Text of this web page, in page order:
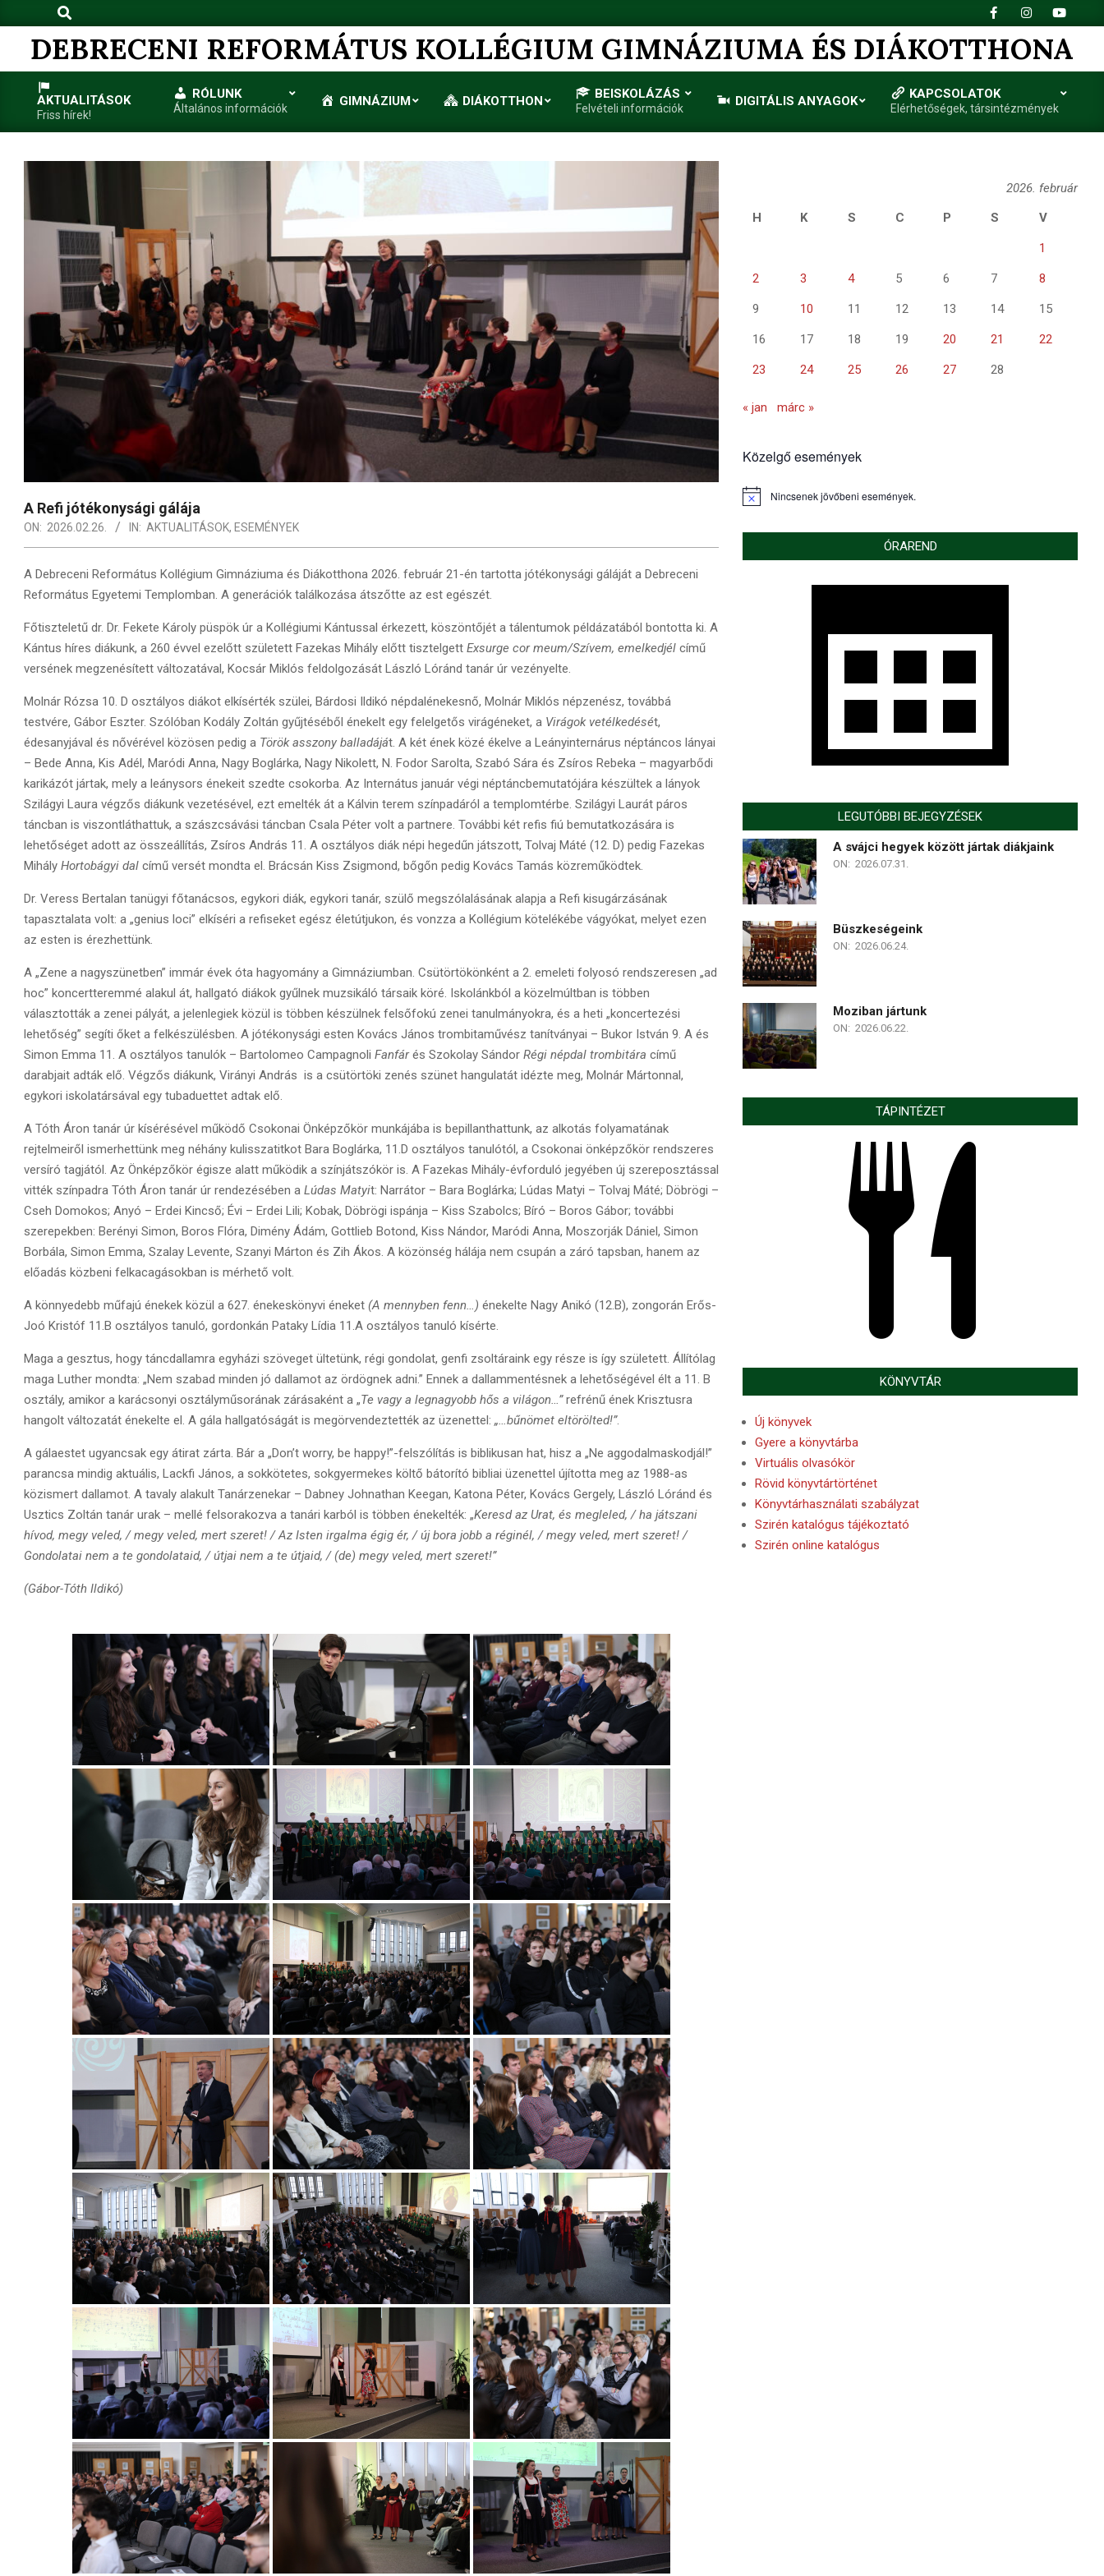
to
Search
DEBRECENI REFORMÁTUS KOLLÉGIUM GIMNÁZIUMA ÉS DIÁKOTTHONA
Primary
Navigation
AKTUALITÁSOK
Friss hírek!
RÓLUNK
Általános információk GIMNÁZIUM DIÁKOTTHON BEISKOLÁZÁS
Felvételi információk DIGITÁLIS ANYAGOK KAPCSOLATOK
Elérhetőségek, társintézmények
A Refi jótékonysági gálája
ON: 2026.02.26. IN: AKTUALITÁSOK, ESEMÉNYEK
A Debreceni Református Kollégium Gimnáziuma és Diákotthona 2026. február 21-én tartotta jótékonysági gáláját a Debreceni
Református Egyetemi Templomban. A generációk találkozása átszőtte az est egészét.
Főtiszteletű dr. Dr. Fekete Károly püspök úr a Kollégiumi Kántussal érkezett, köszöntőjét a tálentumok példázatából bontotta ki. A
Kántus híres diákunk, a 260 évvel ezelőtt született Fazekas Mihály előtt tisztelgett Exsurge cor meum/Szívem, emelkedjél című
versének megzenésített változatával, Kocsár Miklós feldolgozását László Lóránd tanár úr vezényelte.
Molnár Rózsa 10. D osztályos diákot elkísérték szülei, Bárdosi Ildikó népdalénekesnő, Molnár Miklós népzenész, továbbá
testvére, Gábor Eszter. Szólóban Kodály Zoltán gyűjtéséből énekelt egy felelgetős virágéneket, a Virágok vetélkedését,
édesanyjával és nővérével közösen pedig a Török asszony balladáját. A két ének közé ékelve a Leányinternárus néptáncos lányai
– Bede Anna, Kis Adél, Maródi Anna, Nagy Boglárka, Nagy Nikolett, N. Fodor Sarolta, Szabó Sára és Zsíros Rebeka – magyarbődi
karikázót jártak, mely a leánysors énekeit szedte csokorba. Az Internátus január végi néptáncbemutatójára készültek a lányok
Szilágyi Laura végzős diákunk vezetésével, ezt emelték át a Kálvin terem színpadáról a templomtérbe. Szilágyi Laurát páros
táncban is viszontláthattuk, a szászcsávási táncban Csala Péter volt a partnere. További két refis fiú bemutatkozására is
lehetőséget adott az összeállítás, Zsíros András 11. A osztályos diák népi hegedűn játszott, Tolvaj Máté (12. D) pedig Fazekas
Mihály Hortobágyi dal című versét mondta el. Brácsán Kiss Zsigmond, bőgőn pedig Kovács Tamás közreműködtek.
Dr. Veress Bertalan tanügyi főtanácsos, egykori diák, egykori tanár, szülő megszólalásának alapja a Refi kisugárzásának
tapasztalata volt: a „genius loci” elkíséri a refiseket egész életútjukon, és vonzza a Kollégium kötelékébe vágyókat, melyet ezen
az esten is érezhettünk.
A „Zene a nagyszünetben” immár évek óta hagyomány a Gimnáziumban. Csütörtökönként a 2. emeleti folyosó rendszeresen „ad
hoc” koncertteremmé alakul át, hallgató diákok gyűlnek muzsikáló társaik köré. Iskolánkból a közelmúltban is többen
választották a zenei pályát, a jelenlegiek közül is többen készülnek felsőfokú zenei tanulmányokra, és a heti „koncertezési
lehetőség” segíti őket a felkészülésben. A jótékonysági esten Kovács János trombitaművész tanítványai – Bukor István 9. A és
Simon Emma 11. A osztályos tanulók – Bartolomeo Campagnoli Fanfárés Szokolay Sándor Régi népdal trombitára című
darabjait adták elő. Végzős diákunk, Virányi András is a csütörtöki zenés szünet hangulatát idézte meg, Molnár Mártonnal,
egykori iskolatársával egy tubaduettet adtak elő.
A Tóth Áron tanár úr kísérésével működő Csokonai Önképzőkör munkájába is bepillanthattunk, az alkotás folyamatának
rejtelmeiről ismerhettünk meg néhány kulisszatitkot Bara Boglárka, 11.D osztályos tanulótól, a Csokonai önképzőkör rendszeres
versíró tagjától. Az Önképzőkör égisze alatt működik a színjátszókör is. A Fazekas Mihály-évforduló jegyében új szereposztással
vitték színpadra Tóth Áron tanár úr rendezésében a Lúdas Matyit: Narrátor – Bara Boglárka; Lúdas Matyi – Tolvaj Máté; Döbrögi –
Cseh Domokos; Anyó – Erdei Kincső; Évi – Erdei Lili; Kobak, Döbrögi ispánja – Kiss Szabolcs; Bíró – Boros Gábor; további
szerepekben: Berényi Simon, Boros Flóra, Dimény Ádám, Gottlieb Botond, Kiss Nándor, Maródi Anna, Moszorják Dániel, Simon
Borbála, Simon Emma, Szalay Levente, Szanyi Márton és Zih Ákos. A közönség hálája nem csupán a záró tapsban, hanem az
előadás közbeni felkacagásokban is mérhető volt.
A könnyedebb műfajú énekek közül a 627. énekeskönyvi éneket (A mennyben fenn…) énekelte Nagy Anikó (12.B), zongorán Erős-
Joó Kristóf 11.B osztályos tanuló, gordonkán Pataky Lídia 11.A osztályos tanuló kísérte.
Maga a gesztus, hogy táncdallamra egyházi szöveget ültetünk, régi gondolat, genfi zsoltáraink egy része is így született. Állítólag
maga Luther mondta: „Nem szabad minden jó dallamot az ördögnek adni.” Ennek a dallammentésnek a lehetőségével élt a 11. B
osztály, amikor a karácsonyi osztályműsorának zárásaként a „Te vagy a legnagyobb hős a világon…”refrénű ének Krisztusra
hangolt változatát énekelte el. A gála hallgatóságát is megörvendeztették az üzenettel: „…bűnömet eltörölted!”.
A gálaestet ugyancsak egy átirat zárta. Bár a „Don’t worry, be happy!”-felszólítás is biblikusan hat, hisz a „Ne aggodalmaskodjál!”
parancsa mindig aktuális, Lackfi János, a sokkötetes, sokgyermekes költő bátorító bibliai üzenettel újította meg az 1988-as
közismert dallamot. A tavaly alakult Tanárzenekar – Dabney Johnathan Keegan, Katona Péter, Kovács Gergely, László Lóránd és
Usztics Zoltán tanár urak – mellé felsorakozva a tanári karból is többen énekelték: „Keresd az Urat, és megleled, / ha játszani
hívod, megy veled, / megy veled, mert szeret! / Az Isten irgalma égig ér, / új bora jobb a réginél, / megy veled, mert szeret! /
Gondolatai nem a te gondolataid, / útjai nem a te útjaid, / (de) megy veled, mert szeret!”
(Gábor-Tóth Ildikó)
2026. február
H
K S C P S V
1
2 3 4 5 6 7 8
9 10 11 12 13 14 15
16 17 18 19 20 21 22
23 24 25 26 27 28
« jan márc »
Közelgő események
Notice Nincsenek jövőbeni események.
ÓRAREND
LEGUTÓBBI BEJEGYZÉSEK
A svájci hegyek között jártak diákjaink
ON: 2026.07.31.
Büszkeségeink
ON: 2026.06.24.
Moziban jártunk
ON: 2026.06.22.
TÁPINTÉZET
KÖNYVTÁR
Új könyvek
Gyere a könyvtárba
Virtuális olvasókör
Rövid könyvtártörténet
Könyvtárhasználati szabályzat
Szirén katalógus tájékoztató
Szirén online katalógus